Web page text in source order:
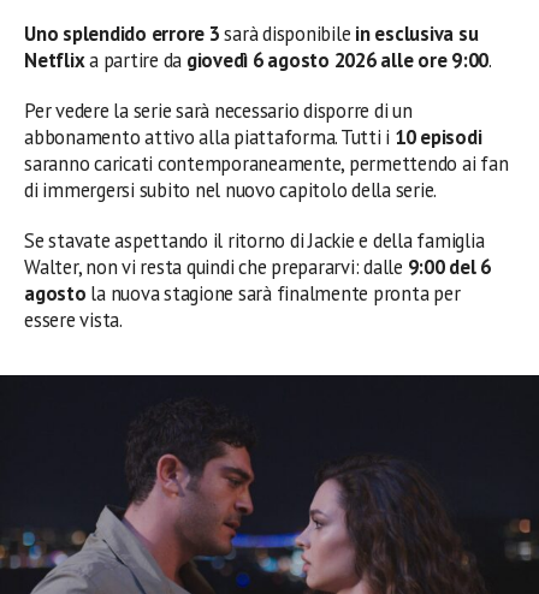
Uno splendido errore 3sarà disponibile in esclusiva su
Netflixa partire da giovedì 6 agosto 2026 alle ore 9:00.
Per vedere la serie sarà necessario disporre di un
abbonamento attivo alla piattaforma. Tutti i 10 episodi
saranno caricati contemporaneamente, permettendo ai fan
di immergersi subito nel nuovo capitolo della serie.
Se stavate aspettando il ritorno di Jackie e della famiglia
Walter, non vi resta quindi che prepararvi: dalle 9:00 del 6
agosto la nuova stagione sarà finalmente pronta per
essere vista.